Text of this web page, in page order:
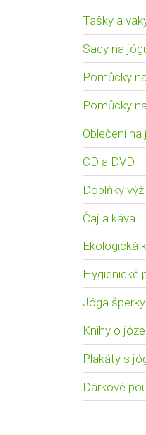
Tašky a
Sady na
Pomůcky
Pomůcky
Oblečení na
CD a DVD
Doplňky
Čaj a káva
Ekologická
Hygienické
Jóga šperky
Knihy o józe
Plakáty s
Dárkové